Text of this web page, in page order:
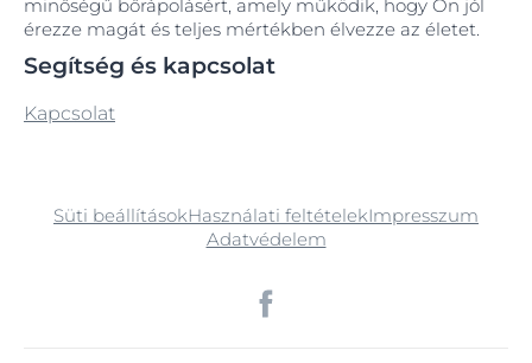
minőségű bőrápolásért, amely működik, hogy Ön jól
érezze magát és teljes mértékben élvezze az életet.
Segítség és kapcsolat
Kapcsolat
Süti beállításokHasználati feltételekImpresszum
Adatvédelem